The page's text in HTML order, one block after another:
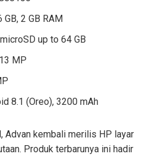
GB, 2 GB RAM
microSD up to 64 GB
13 MP
8.1 (Oreo), 3200 mAh
Advan kembali merilis HP layar
Produk terbarunya ini hadir